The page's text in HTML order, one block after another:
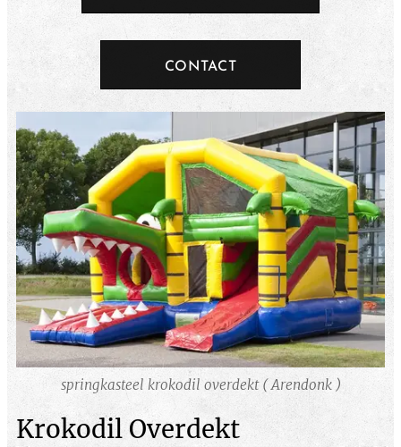
CONTACT
springkasteel krokodil overdekt ( Arendonk )
Krokodil Overdekt